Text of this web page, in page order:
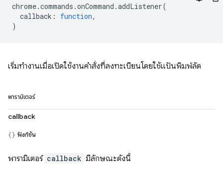
chrome.commands .onCommand .addListener(
callback : function,
)
เริ่มทำงานเมื่อเปิดใช้งานคำสั่งที่ลงทะเบียนโดยใช้แป้นพิมพ์ลัด
พารามิเตอร์
callback
ฟังก์ชัน
พารามิเตอร์ callback มีลักษณะดังนี้